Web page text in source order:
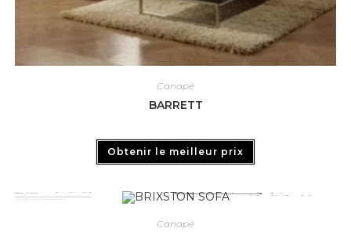
Canapé
BARRETT
Obtenir le meilleur prix
Canapé